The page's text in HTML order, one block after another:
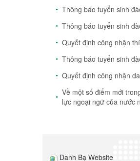
Thông báo tuyển sinh
Thông báo tuyển sinh
Quyết định công nhận
Thông báo tuyển sinh
Quyết định công nhận
Về một số điểm mới
lực ngoại ngữ của nước
Danh Bạ Website